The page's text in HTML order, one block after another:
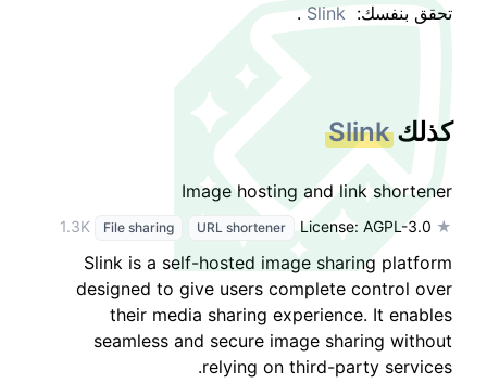
تحقق بنفسك: Slink
.
كذلكSlink
Image hosting and link shortener
★ 1.3K
File sharing URL shortener License: AGPL-3.0
Slink is a self-hosted image sharing platform
designed to give users complete control over
their media sharing experience. It enables
seamless and secure image sharing without
relying on third-party services.